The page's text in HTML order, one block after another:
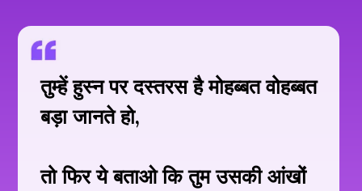
तुम्हें हुस्न पर दस्तरस है मोहब्बत वोहब्बत
बड़ा जानते हो,
तो फिर ये बताओ कि तुम उसकी आंखों